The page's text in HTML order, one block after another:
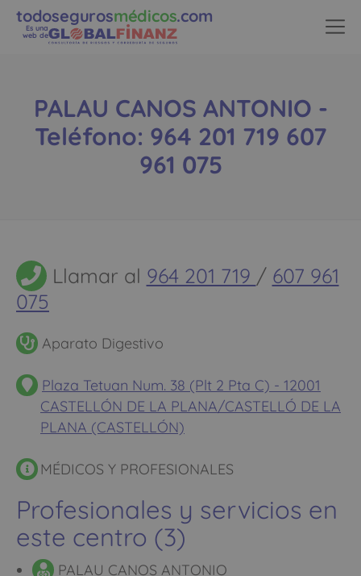
todosegurosmédicos.com
Es una
web de
PALAU CANOS ANTONIO -
Teléfono: 964 201 719 607
961 075
Llamar al 964 201 719 / 607 961
075
Aparato Digestivo
Plaza Tetuan Num. 38 (Plt 2 Pta C) - 12001
CASTELLÓN DE LA PLANA/CASTELLÓ DE LA
PLANA (CASTELLÓN)
MÉDICOS Y PROFESIONALES
Profesionales y servicios en
este centro (3)
PALAU CANOS ANTONIO